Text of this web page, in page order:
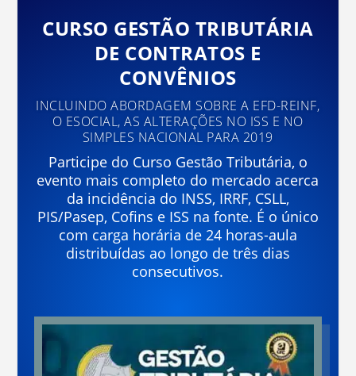
CURSO GESTÃO TRIBUTÁRIA
DE CONTRATOS E
CONVÊNIOS
INCLUINDO ABORDAGEM SOBRE A EFD-REINF,
O ESOCIAL, AS ALTERAÇÕES NO ISS E NO
SIMPLES NACIONAL PARA 2019
Participe do Curso Gestão Tributária, o
evento mais completo do mercado acerca
da incidência do INSS, IRRF, CSLL,
PIS/Pasep, Cofins e ISS na fonte. É o único
com carga horária de 24 horas-aula
distribuídas ao longo de três dias
consecutivos.